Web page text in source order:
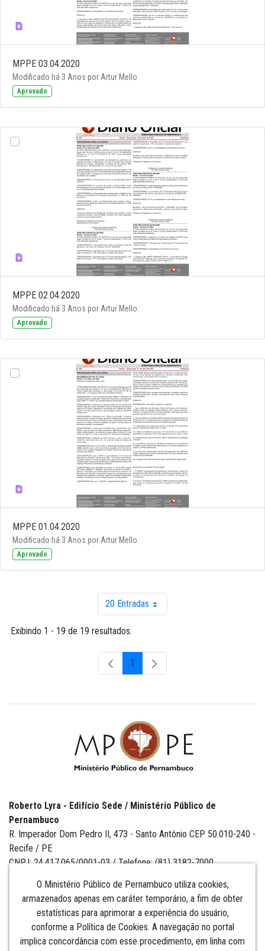
MPPE 03.04.2020
Modificado há 3 Anos por Artur Mello.
Aprovado
MPPE 02.04.2020
Modificado há 3 Anos por Artur Mello.
Aprovado
MPPE 01.04.2020
Modificado há 3 Anos por Artur Mello.
Aprovado
20 EntradasPor página
Exibindo 1 - 19 de 19 resultados.
Página
1
O Ministério Público de Pernambuco utiliza cookies,
armazenados apenas em caráter temporário, a fim de obter
estatísticas para aprimorar a experiência do usuário,
conforme a Política de Cookies. A navegação no portal
implica concordância com esse procedimento, em linha com
Roberto Lyra - Edifício Sede / Ministério Público de
Pernambuco
R. Imperador Dom Pedro II, 473 - Santo Antônio CEP 50.010-240 -
Recife / PE
CNPJ: 24.417.065/0001-03 / Telefone: (81) 3182-7000
Institucional
Comunicação